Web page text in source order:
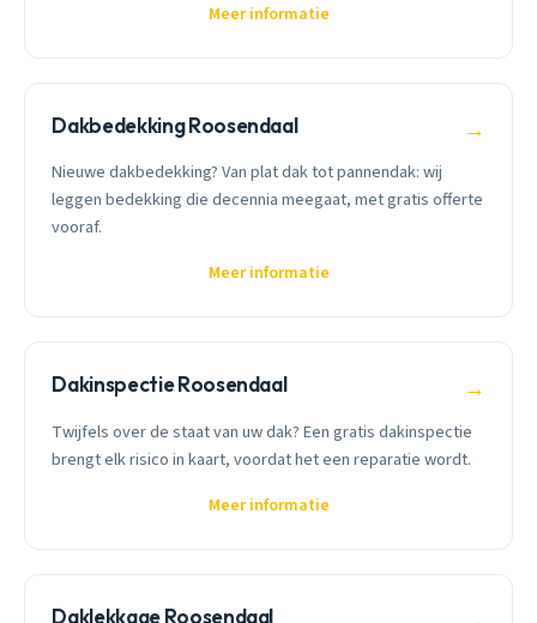
Meer informatie
Dakbedekking Roosendaal →
Nieuwe dakbedekking? Van plat dak tot pannendak: wij
leggen bedekking die decennia meegaat, met gratis offerte
vooraf.
Meer informatie
Dakinspectie Roosendaal →
Twijfels over de staat van uw dak? Een gratis dakinspectie
brengt elk risico in kaart, voordat het een reparatie wordt.
Meer informatie
Daklekkage Roosendaal